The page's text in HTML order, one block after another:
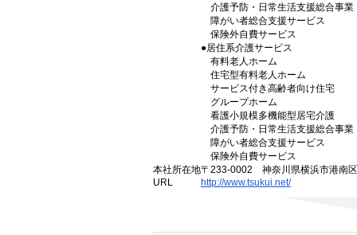
介護予防・日常生活支援総合事業
障がい者総合支援サービス
保険外自費サービス
●居住系介護サービス
有料老人ホーム
住宅型有料老人ホーム
サービス付き高齢者向け住宅
グループホーム
看護小規模多機能型居宅介護
介護予防・日常生活支援総合事業
障がい者総合支援サービス
保険外自費サービス
本社所在地〒233-0002 神奈川県横浜市港南
URL
http://www.tsukui.net/